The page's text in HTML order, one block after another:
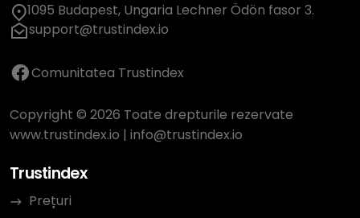
1095 Budapest, Ungaria Lechner Ödön fasor 3.
support@trustindex.io
Comunitatea Trustindex
Copyright © 2026 Toate drepturile rezervate
www.trustindex.io | info@trustindex.io
Trustindex
Prețuri